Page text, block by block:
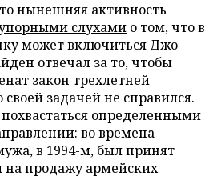
нынешняя активность
слухами о том, что в
может включиться Джо
отвечал за то, чтобы
закон трехлетней
своей задачей не справился.
определенными
во времена
в 1994-м, был принят
продажу армейских